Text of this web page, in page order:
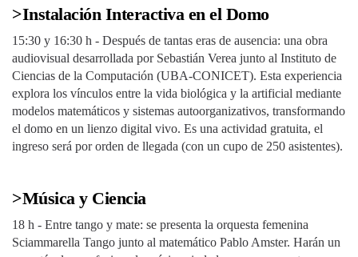
>Instalación Interactiva en el Domo
15:30 y 16:30 h - Después de tantas eras de ausencia: una obra
audiovisual desarrollada por Sebastián Verea junto al Instituto de
Ciencias de la Computación (UBA-CONICET). Esta experiencia
explora los vínculos entre la vida biológica y la artificial mediante
modelos matemáticos y sistemas autoorganizativos, transformando
el domo en un lienzo digital vivo. Es una actividad gratuita, el
ingreso será por orden de llegada (con un cupo de 250 asistentes).
>Música y Ciencia
18 h - Entre tango y mate: se presenta la orquesta femenina
Sciammarella Tango junto al matemático Pablo Amster. Harán un